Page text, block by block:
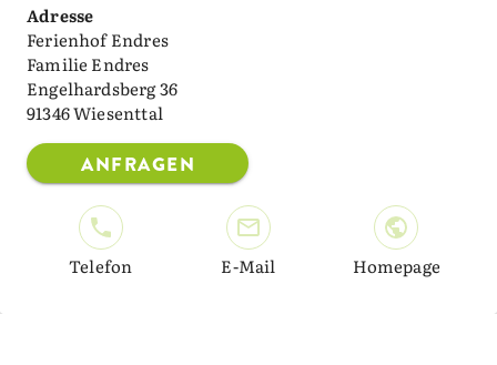
Adresse
Ferienhof Endres
Familie Endres
Engelhardsberg 36
91346 Wiesenttal
ANFRAGEN
Telefon E-Mail Homepage